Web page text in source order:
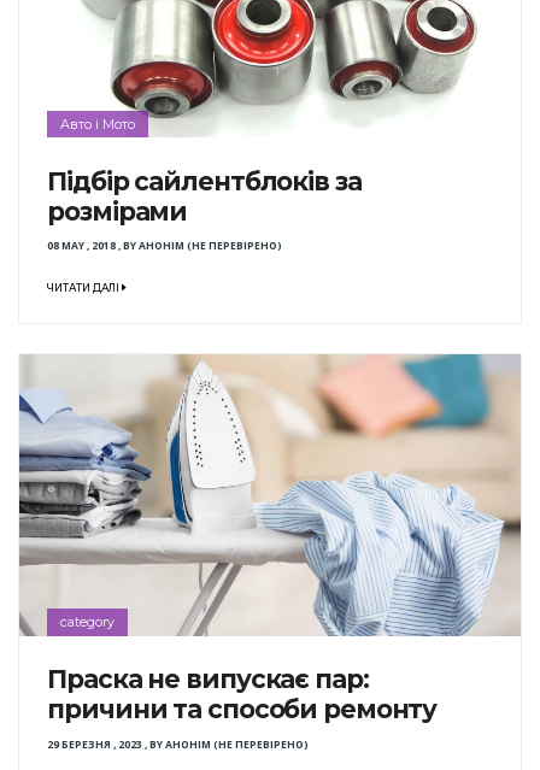
Авто і Мото
Підбір сайлентблоків за
розмірами
08 MAY , 2018,BYАНОНІМ (НЕ ПЕРЕВІРЕНО)
ЧИТАТИ ДАЛІ
category
Праска не випускає пар:
причини та способи ремонту
29 БЕРЕЗНЯ , 2023 ,BYАНОНІМ (НЕ ПЕРЕВІРЕНО)